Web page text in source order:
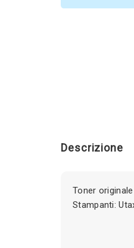
Descrizione
Toner
Stampanti: